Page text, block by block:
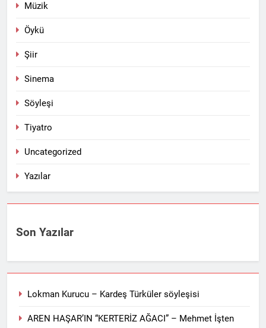
Müzik
Öykü
Şiir
Sinema
Söyleşi
Tiyatro
Uncategorized
Yazılar
Son Yazılar
Lokman Kurucu – Kardeş Türküler söyleşisi
AREN HAŞAR’IN “KERTERİZ AĞACI” – Mehmet İşten